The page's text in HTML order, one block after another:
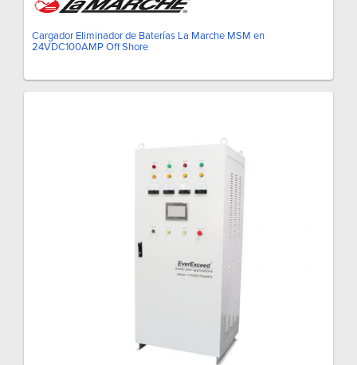
Cargador Eliminador de Baterías La Marche MSM en
24VDC100AMP Off Shore